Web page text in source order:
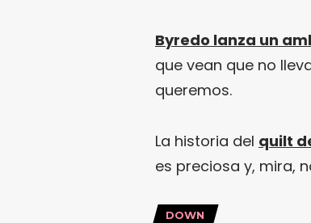
Byredo lanza un
que vean que no
queremos.
La historia del quilt
es preciosa y, mira,
DOWN